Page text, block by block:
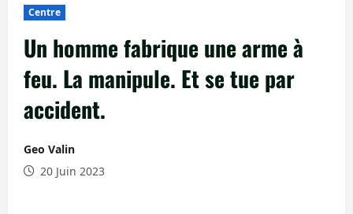
Centre
Un homme fabrique une arme à
feu. La manipule. Et se tue par
accident.
Geo Valin
20 Juin 2023